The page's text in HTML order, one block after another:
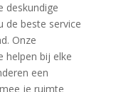
deskundige
de beste service
Onze
helpen bij elke
een
je ruimte